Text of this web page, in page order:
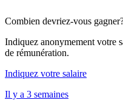
Combien devriez-vous
Indiquez anonymement votre
de rémunération.
Indiquez votre salaire
Il y a 3 semaines